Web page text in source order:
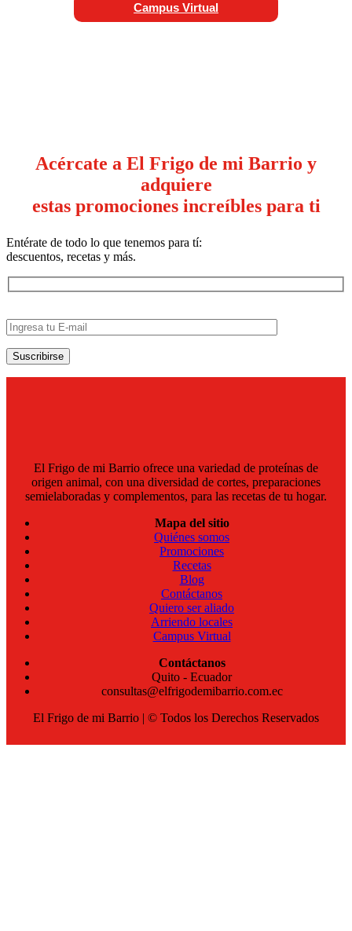
Campus Virtual
Acércate a El Frigo de mi Barrio y
adquiere
estas promociones increíbles para ti
Entérate de todo lo que tenemos para tí:
descuentos, recetas y más.
El Frigo de mi Barrio ofrece una variedad de proteínas de
origen animal, con una diversidad de cortes, preparaciones
semielaboradas y complementos, para las recetas de tu hogar.
Mapa del sitio
Quiénes somos
Promociones
Recetas
Blog
Contáctanos
Quiero ser aliado
Arriendo locales
Campus Virtual
Contáctanos
Quito - Ecuador
consultas@elfrigodemibarrio.com.ec
El Frigo de mi Barrio | © Todos los Derechos Reservados